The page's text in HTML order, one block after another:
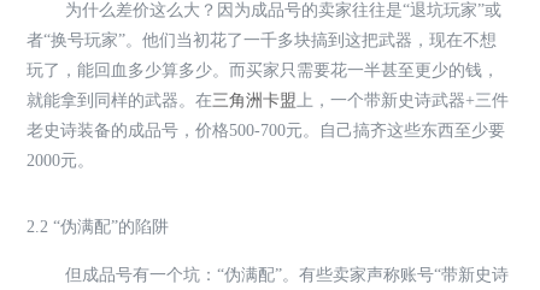
为什么差价这么大？因为成品号的卖家往往是“退坑玩家”或
者“换号玩家”。他们当初花了一千多块搞到这把武器，现在不想
玩了，能回血多少算多少。而买家只需要花一半甚至更少的钱，
就能拿到同样的武器。在三角洲卡盟上，一个带新史诗武器+三件
老史诗装备的成品号，价格500-700元。自己搞齐这些东西至少要
2000元。
2.2 “伪满配”的陷阱
但成品号有一个坑：“伪满配”。有些卖家声称账号“带新史诗